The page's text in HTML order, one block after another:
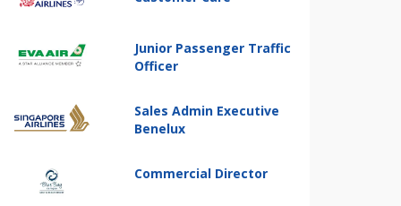
Junior Passenger Traffic
Officer
Sales Admin Executive
Benelux
Commercial Director